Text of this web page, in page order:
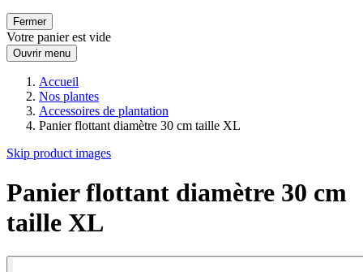
Fermer
Votre panier est vide
Ouvrir menu
Accueil
Nos plantes
Accessoires de plantation
Panier flottant diamètre 30 cm taille XL
Skip product images
Panier flottant diamètre 30 cm
taille XL